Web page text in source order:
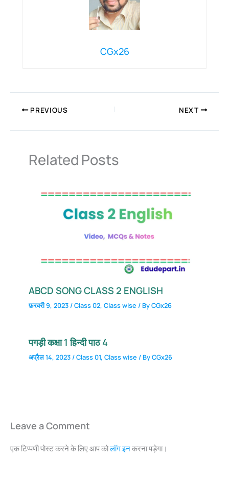
CGx26
PREVIOUS NEXT
Related Posts
ABCD SONG CLASS 2 ENGLISH
फ़रवरी 9, 2023/Class 02,Class wise / ByCGx26
पगड़ी कक्षा 1 हिन्दी पाठ 4
अप्रैल 14, 2023/Class 01,Class wise / ByCGx26
Leave a Comment
एक टिप्पणी पोस्ट करने के लिए आप कोलॉग इनकरना पड़ेगा।